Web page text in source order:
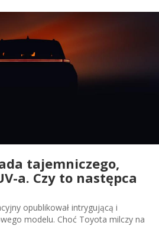
tajemniczego,
a. Czy to następca
opublikował intrygującą i
modelu. Choć Toyota milczy na